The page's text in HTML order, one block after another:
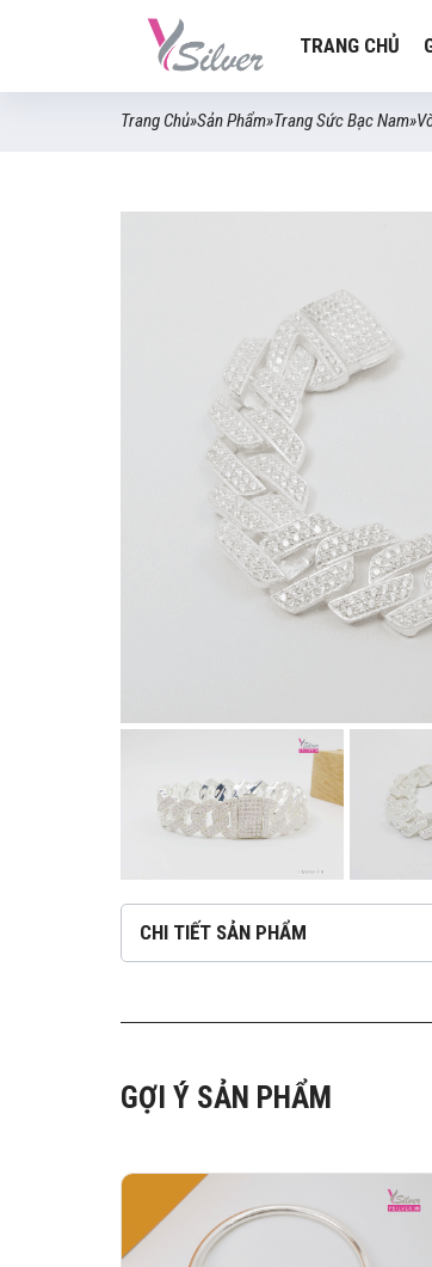
TRANG CHỦ
Trang Chủ»Sản Phẩm»Trang Sức Bạc Nam»
CHI TIẾT SẢN PHẨM
GỢI Ý SẢN PHẨM